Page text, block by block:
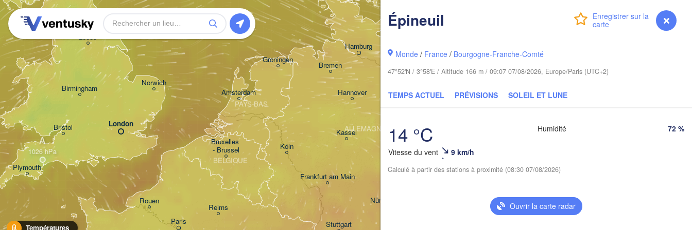
Premium myVentusky Prévisions
Épineuil
Monde / France / Bourgogne-Franche-Comté
47°52'N / 3°58'E / Altitude 166 m / 09:07 07/08/2026, Europe/Paris (UTC+2)
TEMPS ACTUEL PRÉVISIONS SOLEIL ET LUNE
14 °C
Vitesse du vent 9 km/h
Humidité 72 %
Calculé à partir des stations à proximité (08:30 07/08/2026)
Ouvrir la carte radar
Températures
London
Birmingham
Leeds
Plymouth
Bristol
Hamburg
Köln
Bruxelles
- Brussel
Amsterdam
Frankfurt am Main
Bremen
Hannover
Nürnberg
Kassel
Groningen
Norwich
Reims
Rouen
ALLEMAGNE
PAYS-BAS
BELGIQUE
Paris Stuttgart
Leipzig
Poznań
Rostock
Szczecin
Brno
A